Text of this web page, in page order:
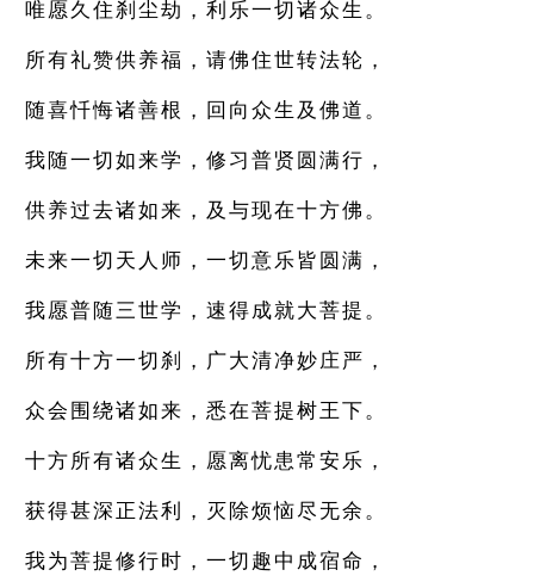
唯愿久住刹尘劫，利乐一切诸众生。
所有礼赞供养福，请佛住世转法轮，
随喜忏悔诸善根，回向众生及佛道。
我随一切如来学，修习普贤圆满行，
供养过去诸如来，及与现在十方佛。
未来一切天人师，一切意乐皆圆满，
我愿普随三世学，速得成就大菩提。
所有十方一切刹，广大清净妙庄严，
众会围绕诸如来，悉在菩提树王下。
十方所有诸众生，愿离忧患常安乐，
获得甚深正法利，灭除烦恼尽无余。
我为菩提修行时，一切趣中成宿命，